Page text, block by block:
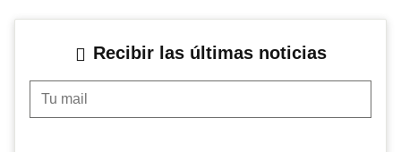
Recibir las últimas noticias
Tu mail